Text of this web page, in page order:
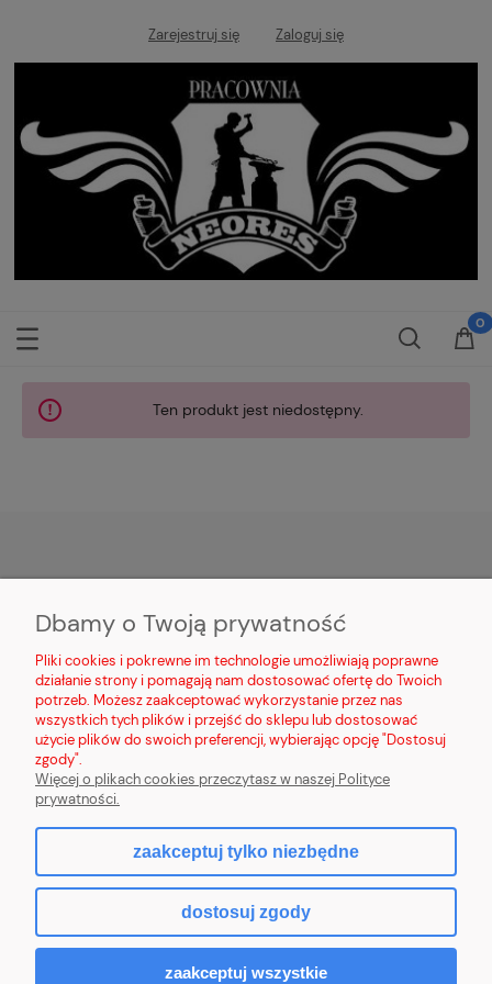
Zarejestruj się Zaloguj się
Ten produkt jest niedostępny.
PŁATNOŚCI I DOSTAWA
INFORMACJE
O NAS
Sklep internetowy Shoper.pl
Dbamy o Twoją prywatność
Pliki cookies i pokrewne im technologie umożliwiają poprawne
działanie strony i pomagają nam dostosować ofertę do Twoich
potrzeb. Możesz zaakceptować wykorzystanie przez nas
wszystkich tych plików i przejść do sklepu lub dostosować
użycie plików do swoich preferencji, wybierając opcję "Dostosuj
zgody".
Więcej o plikach cookies przeczytasz w naszej Polityce
prywatności.
zaakceptuj tylko niezbędne
dostosuj zgody
zaakceptuj wszystkie